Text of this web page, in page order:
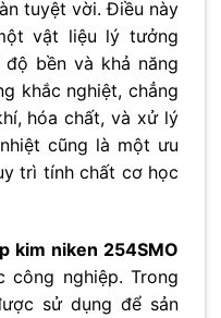
tuyệt vời. Điều này
vật liệu lý tưởng
bền và khả năng
khắc nghiệt, chẳng
hóa chất, và xử lý
cũng là một ưu
trì tính chất cơ học
kim niken 254SMO
nghiệp. Trong
sử dụng để sản